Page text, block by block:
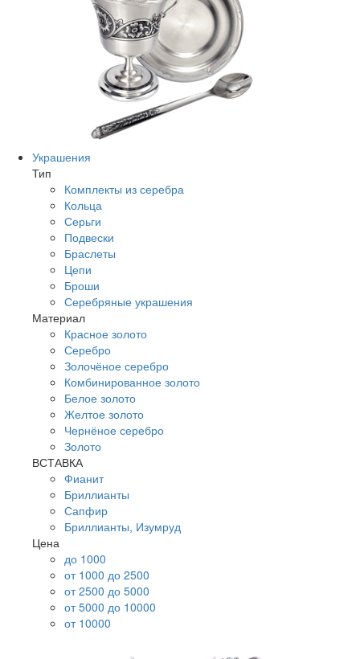
Украшения
Тип
Комплекты из серебра
Кольца
Серьги
Подвески
Браслеты
Цепи
Броши
Серебряные украшения
Материал
Красное золото
Серебро
Золочёное серебро
Комбинированное золото
Белое золото
Желтое золото
Чернёное серебро
Золото
ВСТАВКА
Фианит
Бриллианты
Сапфир
Бриллианты, Изумруд
Цена
до 1000
от 1000 до 2500
от 2500 до 5000
от 5000 до 10000
от 10000